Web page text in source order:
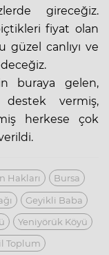
gireceğiz.
fiyat olan
güzel canlıyı ve
buraya gelen,
vermiş,
herkese çok
Hakları
Bursa
Geyikli Baba
Yeniyörük Köyü
Toplum